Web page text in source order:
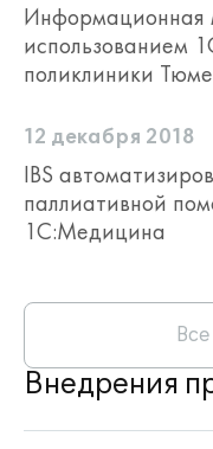
Информационная
использованием
поликлиники
12 декабря 2018
IBS
паллиативной
1С:Медицина
Внедрения